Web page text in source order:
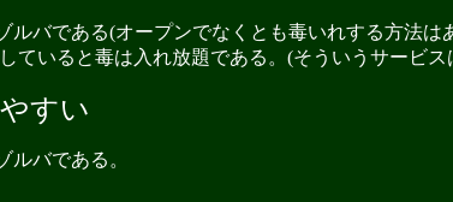
バである(オープンでなくとも毒いれする方法は
ていると毒は入れ放題である。(そういうサービス
すい
バである。